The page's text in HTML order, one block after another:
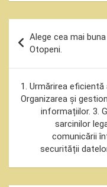
în
articole
Alege cea mai
Otopeni.
1. Urmărirea
Organizarea și
informațiilor. 3.
sarcinilor
comunicării
securității